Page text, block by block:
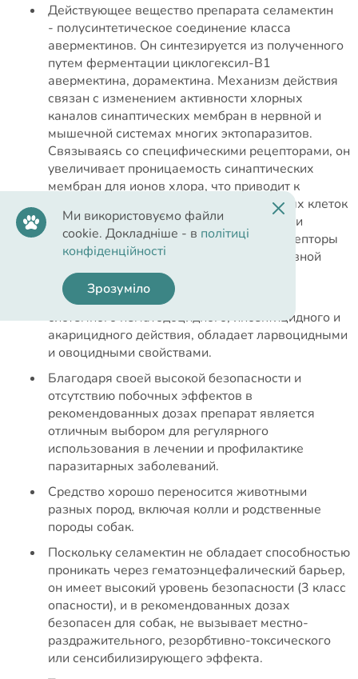
Действующее вещество препарата селамектин
- полусинтетическое соединение класса
авермектинов. Он синтезируется из полученного
путем ферментации циклогексил-В1
авермектина, дорамектина. Механизм действия
связан с изменением активности хлорных
каналов синаптических мембран в нервной и
мышечной системах многих эктопаразитов.
Связываясь со специфическими рецепторами, он
увеличивает проницаемость синаптических
мембран для ионов хлора, что приводит к
блокаде активности нервных и мышечных клеток
паразитов и, как следствие, их параличу и
гибели. У млекопитающих подобные рецепторы
расположены только в центральной нервной
системе.
Селамектин - проявляет широкий спектр
системного нематодоцидного, инсектицидного и
акарицидного действия, обладает ларвоцидными
и овоцидными свойствами.
Благодаря своей высокой безопасности и
отсутствию побочных эффектов в
рекомендованных дозах препарат является
отличным выбором для регулярного
использования в лечении и профилактике
паразитарных заболеваний.
Средство хорошо переносится животными
разных пород, включая колли и родственные
породы собак.
Поскольку селамектин не обладает способностью
проникать через гематоэнцефалический барьер,
он имеет высокий уровень безопасности (3 класс
опасности), и в рекомендованных дозах
безопасен для собак, не вызывает местно-
раздражительного, резорбтивно-токсического
или сенсибилизирующего эффекта.
Ми використовуємо файли
cookie. Докладніше - в політиці
конфіденційності
Зрозуміло